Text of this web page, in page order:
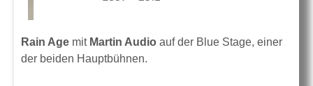
Rain Age mit Martin Audio auf der Blue Stage, einer
der beiden Hauptbühnen.